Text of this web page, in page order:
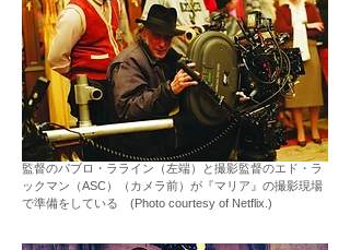
監督のパブロ・ラライン（左端）と撮影監督のエド・ラ
ックマン（ASC）（カメラ前）が『マリア』の撮影現場
で準備をしている (Photo courtesy of Netflix.)